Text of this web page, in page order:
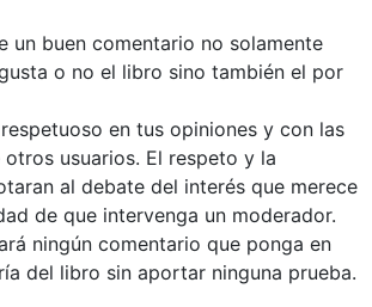
un buen comentario no solamente
o no el libro sino también el por
en tus opiniones y con las
usuarios. El respeto y la
al debate del interés que merece
de que intervenga un moderador.
ningún comentario que ponga en
del libro sin aportar ninguna prueba.